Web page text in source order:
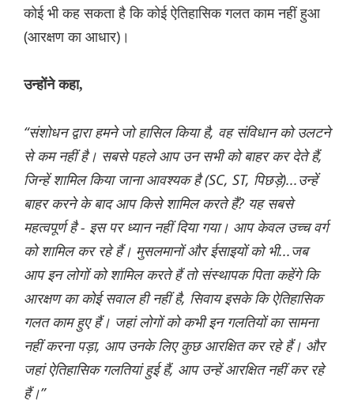
कोई भी कह सकता है कि कोई ऐतिहासिक गलत काम नहीं हुआ
(आरक्षण का आधार)।
उन्होंने कहा,
“संशोधन द्वारा हमने जो हासिल किया है, वह संविधान को उलटने
से कम नहीं है। सबसे पहले आप उन सभी को बाहर कर देते हैं,
जिन्हें शामिल किया जाना आवश्यक है (SC, ST, पिछड़े)...उन्हें
बाहर करने के बाद आप किसे शामिल करते हैं? यह सबसे
महत्वपूर्ण है - इस पर ध्यान नहीं दिया गया। आप केवल उच्च वर्ग
को शामिल कर रहे हैं। मुसलमानों और ईसाइयों को भी...जब
आप इन लोगों को शामिल करते हैं तो संस्थापक पिता कहेंगे कि
आरक्षण का कोई सवाल ही नहीं है, सिवाय इसके कि ऐतिहासिक
गलत काम हुए हैं। जहां लोगों को कभी इन गलतियों का सामना
नहीं करना पड़ा, आप उनके लिए कुछ आरक्षित कर रहे हैं। और
जहां ऐतिहासिक गलतियां हुई हैं, आप उन्हें आरक्षित नहीं कर रहे
हैं।”